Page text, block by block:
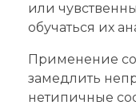
или
обучаться их
Применение
замедлить
нетипичные